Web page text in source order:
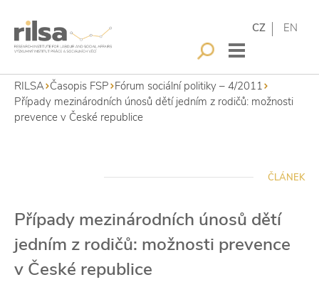
CZ EN
RILSA Časopis FSP Fórum sociální politiky – 4/2011
Případy mezinárodních únosů dětí jedním z rodičů: možnosti
prevence v České republice
ČLÁNEK
Případy mezinárodních únosů dětí
jedním z rodičů: možnosti prevence
v České republice